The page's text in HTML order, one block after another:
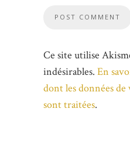
Ce site utilise
indésirables. En
dont les données
sont traitées.